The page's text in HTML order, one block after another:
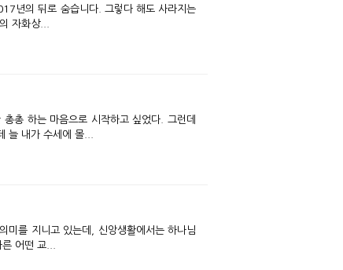
년의 뒤로 숨습니다. 그렇다 해도 사라지는
자화상...
늘 내가 수세에 몰...
어떤 교...